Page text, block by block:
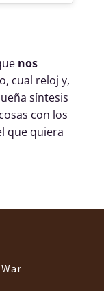
nos
cual reloj y,
síntesis
con los
que quiera